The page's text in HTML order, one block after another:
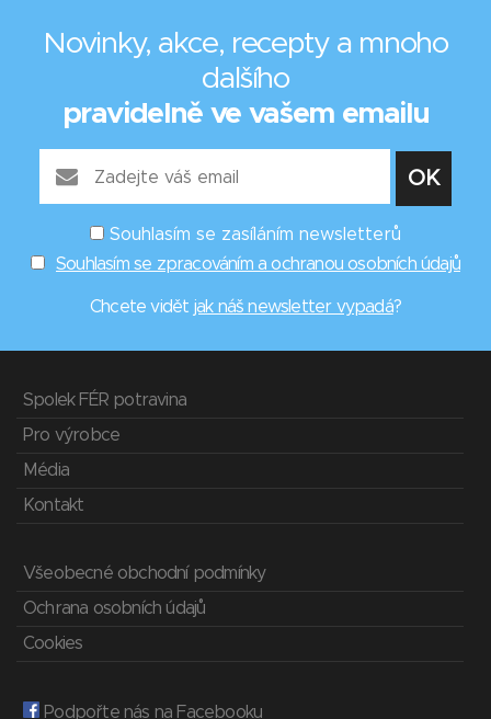
Novinky, akce, recepty a mnoho
dalšího
pravidelně ve vašem emailu
Souhlasím se zasíláním newsletterů
Souhlasím se zpracováním a ochranou osobních údajů
Chcete vidět jak náš newsletter vypadá?
Spolek FÉR potravina
Pro výrobce
Média
Kontakt
Všeobecné obchodní podmínky
Ochrana osobních údajů
Cookies
Podpořte nás na Facebooku